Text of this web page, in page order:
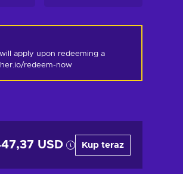
apply upon redeeming a
redeem-now
USD Kup teraz